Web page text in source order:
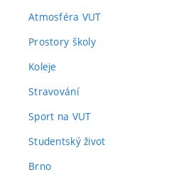
Atmosféra VUT
Prostory školy
Koleje
Stravování
Sport na VUT
Studentský život
Brno